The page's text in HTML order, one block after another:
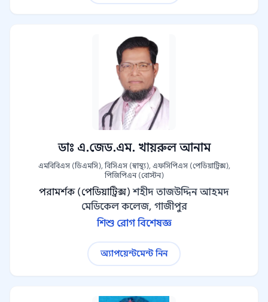
ডাঃ এ.জেড.এম. খায়রুল আনাম
এমবিবিএস (ডিএমসি), বিসিএস (স্বাস্থ্য), এফসিপিএস (পেডিয়াট্রিক্স),
পিজিপিএন (বোস্টন)
পরামর্শক (পেডিয়াট্রিক্স) শহীদ তাজউদ্দিন আহমদ
মেডিকেল কলেজ, গাজীপুর
শিশু রোগ বিশেষজ্ঞ
অ্যাপয়েন্টমেন্ট নিন